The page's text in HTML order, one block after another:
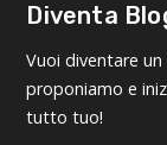
Diventa
Vuoi diventare
proponiamo e
tutto tuo!